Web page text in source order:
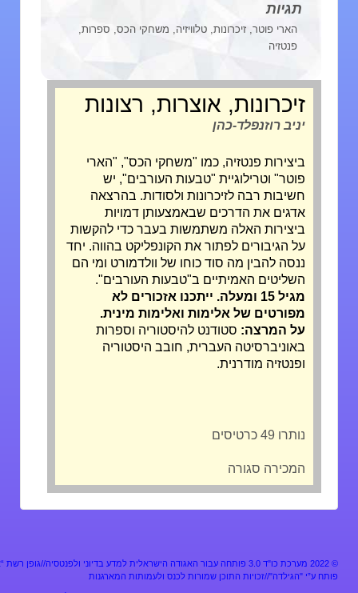
הארי פוטר, זיכרונות, טלוויזיה, משחקי הכס, ספרות,
זיכרונות, אוצרות, רצונות
יניב רוזנפלד-כהן
ביצירות פנטזיה, כמו "משחקי הכס", "הארי
פוטר" וטרילוגיית "טבעות העורבים", יש
חשיבות רבה לזיכרונות ולסודות. בהרצאה
אדגים את הדרכים שבאמצעותן דמויות
ביצירות האלה משתמשות בעבר כדי להקשות
על הגיבורים לפתור את הקונפליקט בהווה. יחד
ננסה להבין מה סוד כוחו של וולדמורט ומי הם
השליטים האמיתיים ב"טבעות העורבים".
מגיל 15 ומעלה. ייתכנו אזכורים לא
מפורטים של אלימות ואלימות מינית.
על המרצה:סטודנט להיסטוריה וספרות
באוניברסיטה העברית, חובב היסטוריה
ופנטזיה מודרנית.
המכירה סגורה
מערכת כו"ד 3.0 פותחה עבור האגודה הישראלית למדע בדיוני ולפנטסיה//גופן רשת “אלף”
"הגילדה"//זכויות התוכן שמורות לכנס ולעמותות המארגנות